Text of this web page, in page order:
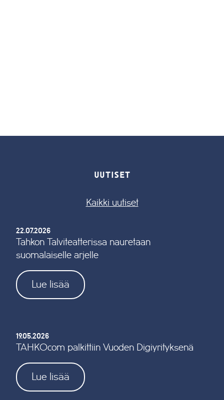
UUTISET
Kaikki uutiset
22.07.2026
Tahkon Talviteatterissa nauretaan
suomalaiselle arjelle
Lue lisää
19.05.2026
TAHKOcom palkittiin Vuoden Digiyrityksenä
Lue lisää